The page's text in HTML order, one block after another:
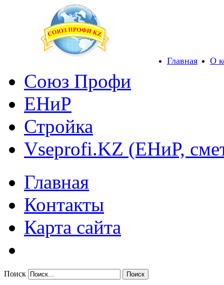
Главная О
Союз Профи
ЕНиР
Стройка
Vseprofi.KZ (ЕНиР,
Главная
Контакты
Карта сайта
Поиск